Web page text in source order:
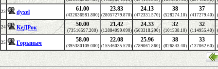
23 dyxel 61.00
(432636981.800)
23.83
(28057279.870)
24.13
(472331.570)
38
(528274.10)
37
(417279.40)
24 КеДРок 50.00
(73516597.200)
21.42
(12884099.090)
24.33
(503318.290)
32
(101538.10)
32
(114955.40)
25 Горыныч 58.00
(395380109.000)
22.08
(15546035.520)
25.96
(789061.860)
38
(826843.40)
33
(137062.60)